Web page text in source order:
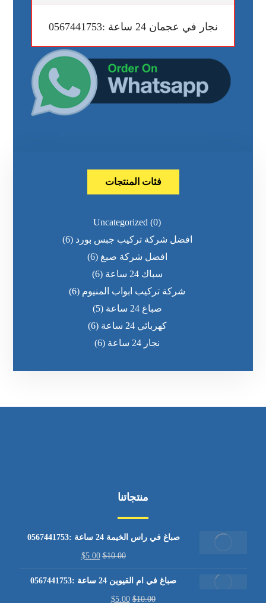
نجار في عجمان 24 ساعة :0567441753
فئات المنتجات
Uncategorized (0)
افضل شركة تركيب جبس بورد (6)
افضل شركة صبغ (6)
سباك 24 ساعة
(6)
شركة تركيب ابواب المنيوم (6)
صباغ 24 ساعة
(5)
كهربائي 24 ساعة
(6)
نجار 24 ساعة
(6)
منتجاتنا
صباغ في راس الخيمة 24 ساعة :0567441753
$10.00
$5.00
صباغ في ام القيوين 24 ساعة :0567441753
$10.00
$5.00